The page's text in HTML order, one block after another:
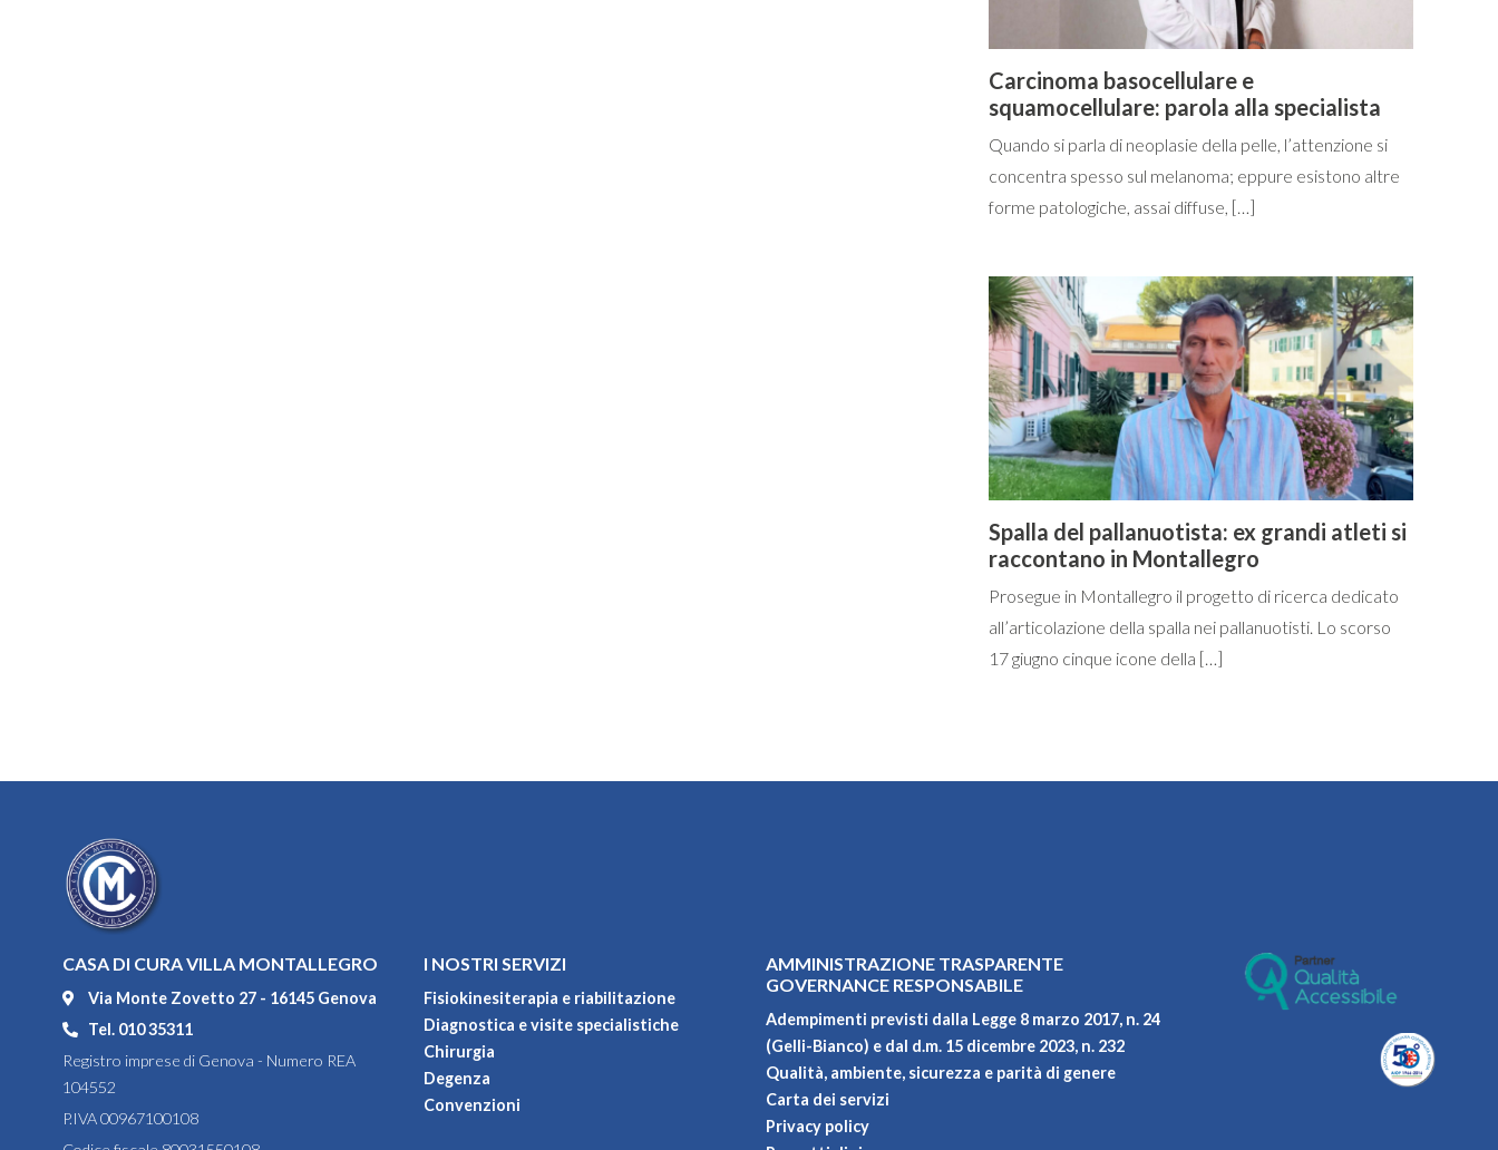
Carcinoma basocellulare e
squamocellulare: parola alla specialista
Quando si parla di neoplasie della pelle, l’attenzione si
concentra spesso sul melanoma; eppure esistono altre
forme patologiche, assai diffuse, […]
Spalla del pallanuotista: ex grandi atleti si
raccontano in Montallegro
Prosegue in Montallegro il progetto di ricerca dedicato
all’articolazione della spalla nei pallanuotisti. Lo scorso
17 giugno cinque icone della […]
CASA DI CURA VILLA MONTALLEGRO
Via Monte Zovetto 27 - 16145 Genova
Tel. 010 35311
Registro imprese di Genova - Numero REA
104552
P.IVA 00967100108
I NOSTRI SERVIZI
Fisiokinesiterapia e riabilitazione
Diagnostica e visite specialistiche
Chirurgia
Degenza
Convenzioni
AMMINISTRAZIONE TRASPARENTE
GOVERNANCE RESPONSABILE
Adempimenti previsti dalla Legge 8 marzo 2017, n. 24
(Gelli-Bianco) e dal d.m. 15 dicembre 2023, n. 232
Qualità, ambiente, sicurezza e parità di genere
Carta dei servizi
Privacy policy